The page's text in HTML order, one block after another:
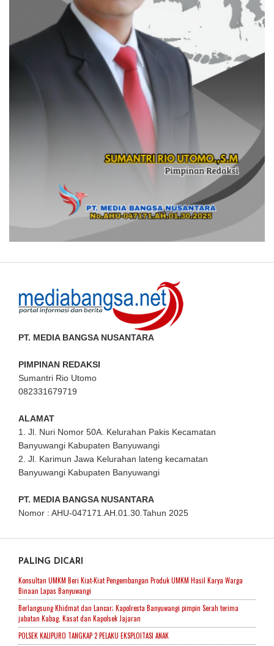
PT. MEDIA BANGSA NUSANTARA
PIMPINAN REDAKSI
Sumantri Rio Utomo
082331679719
ALAMAT
1. Jl. Nuri Nomor 50A. Kelurahan Pakis Kecamatan
Banyuwangi Kabupaten Banyuwangi
2. Jl. Karimun Jawa Kelurahan lateng kecamatan
Banyuwangi Kabupaten Banyuwangi
PT. MEDIA BANGSA NUSANTARA
Nomor : AHU-047171.AH.01.30.Tahun 2025
PALING DICARI
Konsultan UMKM Beri Kiat-Kiat Pengembangan Produk UMKM Hasil Karya Warga
Binaan Lapas Banyuwangi
Berlangsung Khidmat dan Lancar; Kapolresta Banyuwangi pimpin Serah terima
jabatan Kabag, Kasat dan Kapolsek Jajaran
POLSEK KALIPURO TANGKAP 2 PELAKU EKSPLOITASI ANAK